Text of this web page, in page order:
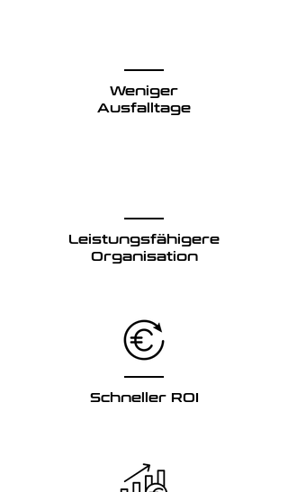
Weniger
Ausfalltage
Leistungsfähigere
Organisation
Schneller ROI